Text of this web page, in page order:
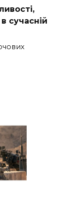
сучасній